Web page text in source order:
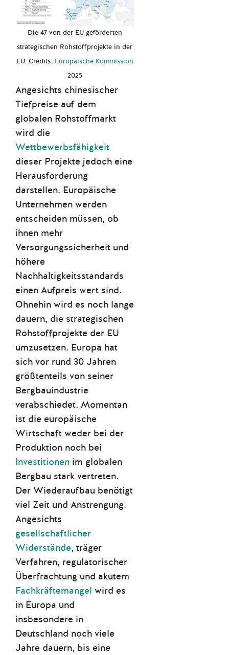
Die 47 von der EU geförderten
strategischen Rohstoffprojekte in der
EU. Credits: Europäische Kommission
2025
Angesichts chinesischer
Tiefpreise auf dem
globalen Rohstoffmarkt
wird die
Wettbewerbsfähigkeit
dieser Projekte jedoch eine
Herausforderung
darstellen. Europäische
Unternehmen werden
entscheiden müssen, ob
ihnen mehr
Versorgungssicherheit und
höhere
Nachhaltigkeitsstandards
einen Aufpreis wert sind.
Ohnehin wird es noch lange
dauern, die strategischen
Rohstoffprojekte der EU
umzusetzen. Europa hat
sich vor rund 30 Jahren
größtenteils von seiner
Bergbauindustrie
verabschiedet. Momentan
ist die europäische
Wirtschaft weder bei der
Produktion noch bei
Investitionen im globalen
Bergbau stark vertreten.
Der Wiederaufbau benötigt
viel Zeit und Anstrengung.
Angesichts
gesellschaftlicher
Widerstände, träger
Verfahren, regulatorischer
Überfrachtung und akutem
Fachkräftemangel wird es
in Europa und
insbesondere in
Deutschland noch viele
Jahre dauern, bis eine